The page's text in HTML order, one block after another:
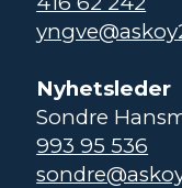
Nyhetsleder
Sondre
993 95 536